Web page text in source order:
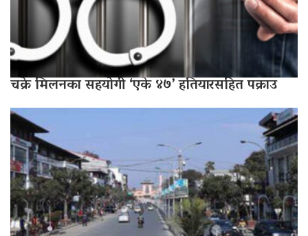
चक्रे मिलनका सहयोगी ‘एके ४७’ हतियारसहित पक्राउ